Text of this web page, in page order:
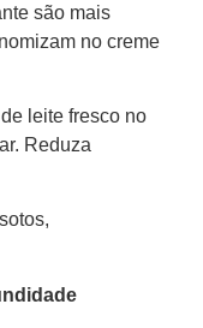
são mais
no creme
leite fresco no
Reduza